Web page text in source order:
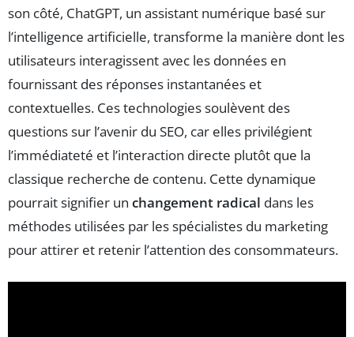
son côté, ChatGPT, un assistant numérique basé sur
l’intelligence artificielle, transforme la manière dont les
utilisateurs interagissent avec les données en
fournissant des réponses instantanées et
contextuelles. Ces technologies soulèvent des
questions sur l’avenir du SEO, car elles privilégient
l’immédiateté et l’interaction directe plutôt que la
classique recherche de contenu. Cette dynamique
pourrait signifier un changement radical dans les
méthodes utilisées par les spécialistes du marketing
pour attirer et retenir l’attention des consommateurs.